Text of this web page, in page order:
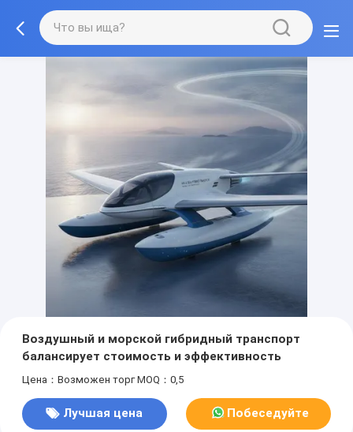
Воздушный и морской гибридный транспорт
балансирует стоимость и эффективность
Цена：Возможен торг MOQ：0,5
Лучшая цена Побеседуйте